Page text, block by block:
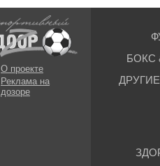
О проекте
Реклама на
дозоре
БОКС